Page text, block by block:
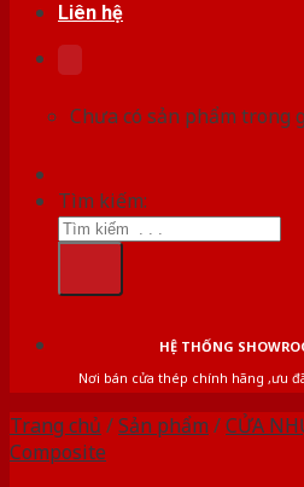
Liên hệ
Chưa có sản phẩm trong
Tìm kiếm:
HỆ THỐNG
Nơi bán cửa thép chính hãng ,ưu
Trang chủ /Sản phẩm /CỬA
Composite